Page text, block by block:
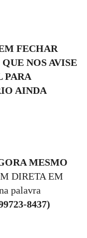
FECHAR
NOS AVISE
PARA
AINDA
MESMO
DIRETA EM
palavra
8437)